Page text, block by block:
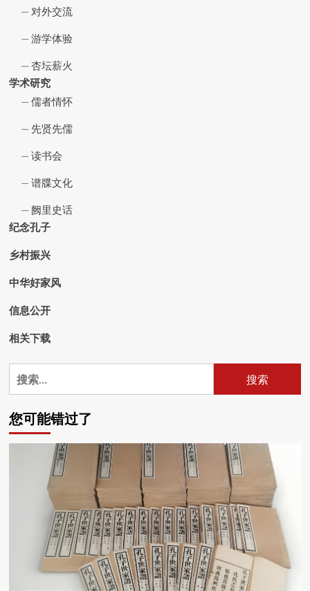
对外交流
游学体验
杏坛薪火
学术研究
儒者情怀
先贤先儒
读书会
谱牒文化
阙里史话
纪念孔子
乡村振兴
中华好家风
信息公开
相关下载
搜
索：
您可能错过了